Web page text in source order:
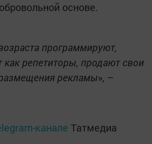
основе.
программируют,
репетиторы, продают свои
рекламы», –
канале Татмедиа